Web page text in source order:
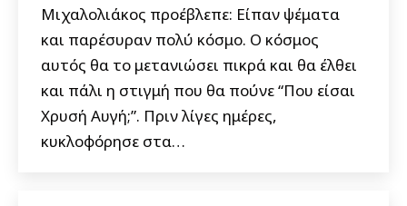
Μιχαλολιάκος προέβλεπε: Είπαν ψέματα
και παρέσυραν πολύ κόσμο. Ο κόσμος
αυτός θα το μετανιώσει πικρά και θα έλθει
και πάλι η στιγμή που θα πούνε “Που είσαι
Χρυσή Αυγή;”. Πριν λίγες ημέρες,
κυκλοφόρησε στα…